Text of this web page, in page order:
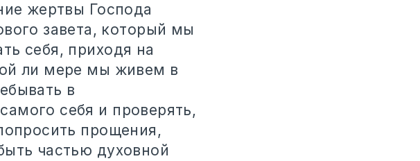
жертвы Господа
завета, который мы
себя, приходя на
ли мере мы живем в
в
себя и проверять,
прощения,
частью духовной